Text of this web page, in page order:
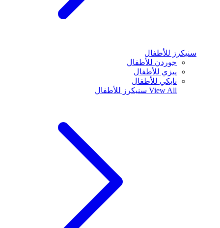
سنيكرز للأطفال
جوردن للأطفال
ييزي للأطفال
نايكي للأطفال
View All سنيكرز للأطفال